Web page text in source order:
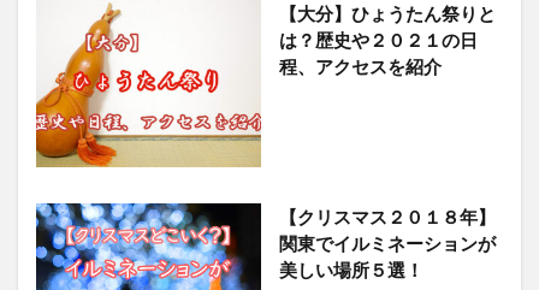
【大分】ひょうたん祭りと
は？歴史や２０２１の日
程、アクセスを紹介
【クリスマス２０１８年】
関東でイルミネーションが
美しい場所５選！